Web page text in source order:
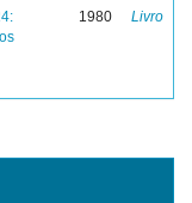
1980 Livro